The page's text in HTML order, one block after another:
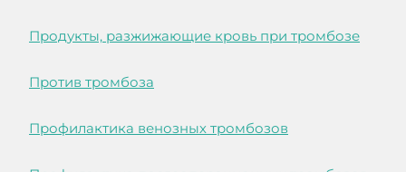
Продукты, разжижающие кровь при тромбозе
Против тромбоза
Профилактика венозных тромбозов